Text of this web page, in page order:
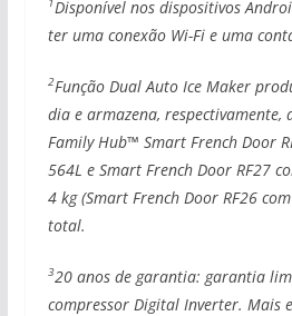
Disponível nos dispositivos
ter uma conexão Wi-Fi e uma
2Função Dual Auto Ice Maker
dia e armazena, respectivamente,
Family Hub™ Smart French Door
564L e Smart French Door RF27
4 kg (Smart French Door RF26
total.
320 anos de garantia: garantia
compressor Digital Inverter. Mais